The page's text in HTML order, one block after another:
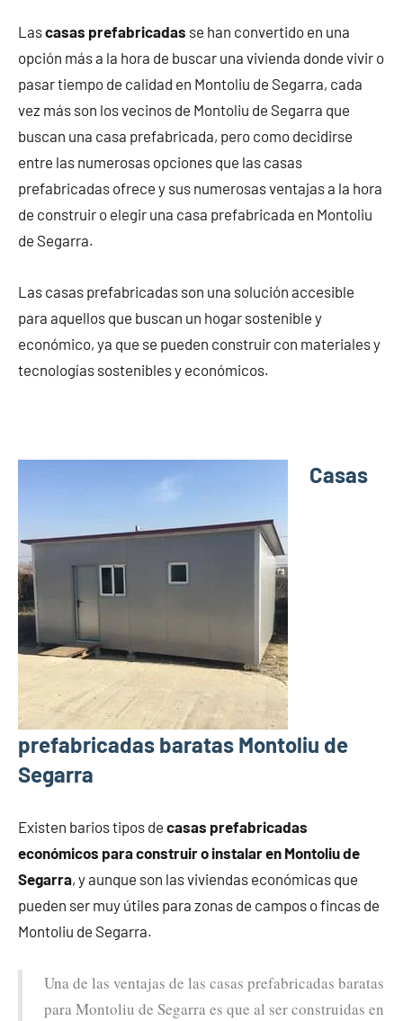
Lascasas prefabricadas se han convertido en una
opción más a la hora de buscar una vivienda donde vivir o
pasar tiempo de calidad en Montoliu de Segarra, cada
vez más son los vecinos de Montoliu de Segarra que
buscan una casa prefabricada, pero como decidirse
entre las numerosas opciones que las casas
prefabricadas ofrece y sus numerosas ventajas a la hora
de construir o elegir una casa prefabricada en Montoliu
de Segarra.
Las casas prefabricadas son una solución accesible
para aquellos que buscan un hogar sostenible y
económico, ya que se pueden construir con materiales y
tecnologías sostenibles y económicos.
Casas
prefabricadas baratas Montoliu de
Segarra
Existen barios tipos de casas prefabricadas
económicos para construir o instalar en Montoliu de
Segarra, y aunque son las viviendas económicas que
pueden ser muy útiles para zonas de campos o fincas de
Montoliu de Segarra.
Una de las ventajas de las casas prefabricadas baratas
para Montoliu de Segarra es que al ser construidas en